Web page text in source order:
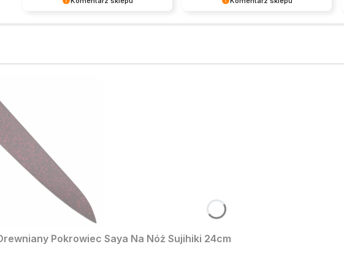
Pokrowiec Saya Na Nóż Sujihiki 24cm